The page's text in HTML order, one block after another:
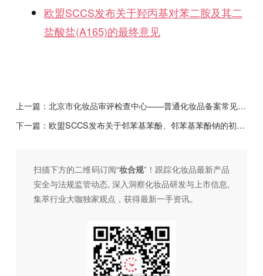
欧盟SCCS发布关于羟丙基对苯二胺及其二
盐酸盐(A165)的最终意见
上一篇： 北京市化妆品审评检查中心——普通化妆品备案常见问题汇总（第三十六期）
下一篇： 欧盟SCCS发布关于邻苯基苯酚、邻苯基苯酚钠的初步安全意见
扫描下方的二维码订阅“妆合规”！跟踪化妆品最新产品
安全与法规监管动态, 深入洞察化妆品研发与上市信息,
集萃行业大咖独家观点，获得最新一手资讯。